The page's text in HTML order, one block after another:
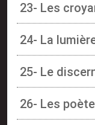
23- Les
24- La
25- Le
26- Les